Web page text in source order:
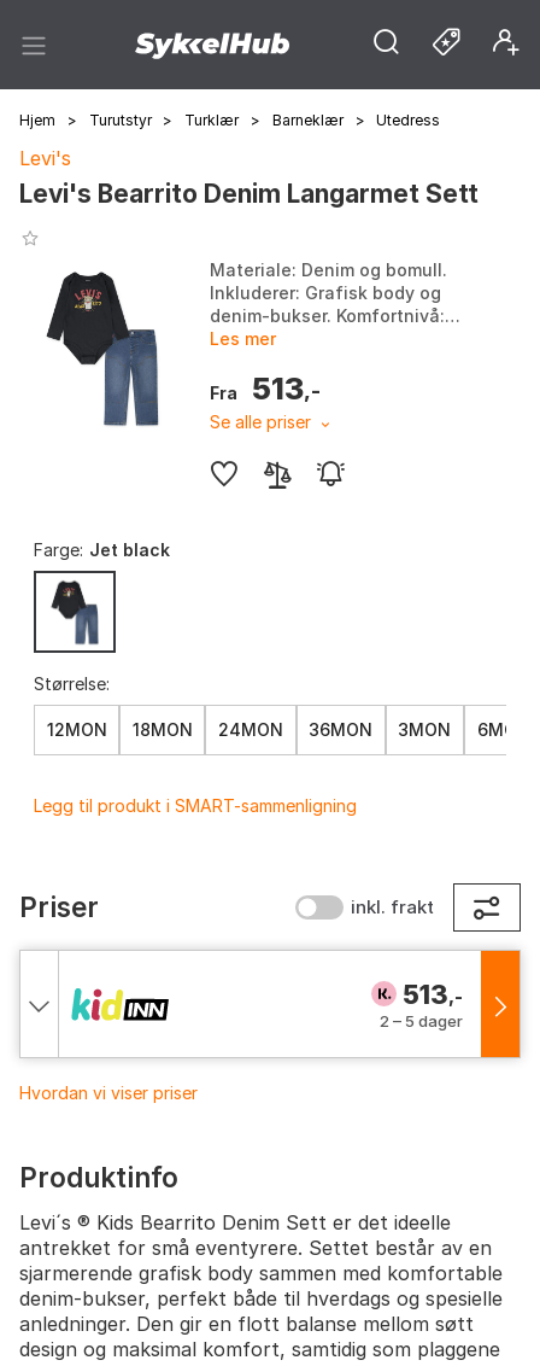
Hjem > Turutstyr > Turklær > Barneklær > Utedress
Levi's
Levi's Bearrito Denim Langarmet Sett
Materiale: Denim og bomull.
Inkluderer: Grafisk body og
denim-bukser. Komfortnivå:
Komfortable, koselige plagg.
barn og daglig bruk...
Les mer
Fra 513,-
Se alle priser
Farge: Jet black
Størrelse:
12MON 18MON 24MON 36MON 3MON 6MON
Legg til produkt i SMART-sammenligning
Priser inkl. frakt
513,-
2 – 5 dager
Hvordan vi viser priser
Produktinfo
Levi´s ® Kids Bearrito Denim Sett er det ideelle
antrekket for små eventyrere. Settet består av en
sjarmerende grafisk body sammen med komfortable
denim-bukser, perfekt både til hverdags og spesielle
anledninger. Den gir en flott balanse mellom søtt
design og maksimal komfort, samtidig som plaggene